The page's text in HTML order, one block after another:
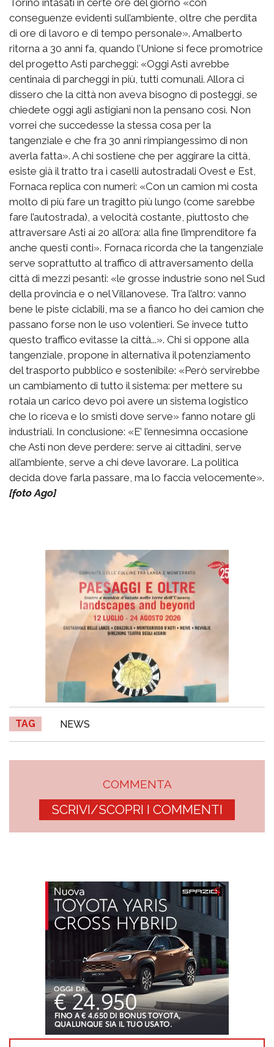
conseguenze evidenti sull’ambiente, oltre che perdita
di ore di lavoro e di tempo personale». Amalberto
ritorna a 30 anni fa, quando l’Unione si fece promotrice
del progetto Asti parcheggi: «Oggi Asti avrebbe
centinaia di parcheggi in più, tutti comunali. Allora ci
dissero che la città non aveva bisogno di posteggi, se
chiedete oggi agli astigiani non la pensano così. Non
vorrei che succedesse la stessa cosa per la
tangenziale e che fra 30 anni rimpiangessimo di non
averla fatta». A chi sostiene che per aggirare la città,
esiste già il tratto tra i caselli autostradali Ovest e Est,
Fornaca replica con numeri: «Con un camion mi costa
molto di più fare un tragitto più lungo (come sarebbe
fare l’autostrada), a velocità costante, piuttosto che
attraversare Asti ai 20 all’ora: alla fine l’imprenditore fa
anche questi conti». Fornaca ricorda che la tangenziale
serve soprattutto al traffico di attraversamento della
città di mezzi pesanti: «le grosse industrie sono nel Sud
della provincia e o nel Villanovese. Tra l’altro: vanno
bene le piste ciclabili, ma se a fianco ho dei camion che
passano forse non le uso volentieri. Se invece tutto
questo traffico evitasse la città...». Chi si oppone alla
tangenziale, propone in alternativa il potenziamento
del trasporto pubblico e sostenibile: «Però servirebbe
un cambiamento di tutto il sistema: per mettere su
rotaia un carico devo poi avere un sistema logistico
che lo riceva e lo smisti dove serve» fanno notare gli
industriali. In conclusione: «E’ l’ennesimna occasione
che Asti non deve perdere: serve ai cittadini, serve
all’ambiente, serve a chi deve lavorare. La politica
decida dove farla passare, ma lo faccia velocemente».
[foto Ago]
TAG NEWS
COMMENTA
SCRIVI/SCOPRI I COMMENTI